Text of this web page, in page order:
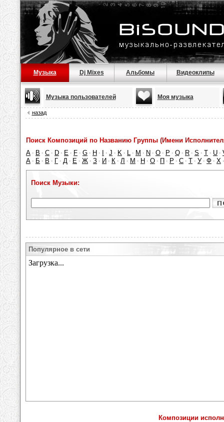
Музыка Dj Mixes Альбомы Видеоклипы
Музыка пользователей Моя музыка
назад
Поиск Композиций по Названию Группы (Имени
A · B · C · D · E · F · G · H · · J · K · L · M · N · O · P · Q · R · S · T · U ·
А · Б · В · Г · Д · Е · Ж · З · И · К · Л · М · Н · О · П · Р · С · Т · У · Ф · Х
Поиск Музыки:
Популярное в сети
Композиции